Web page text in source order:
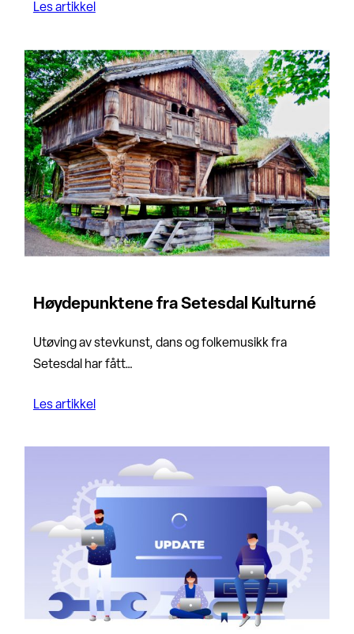
Les artikkel
Høydepunktene fra Setesdal Kulturné
Utøving av stevkunst, dans og folkemusikk fra
Setesdal har fått…
Les artikkel